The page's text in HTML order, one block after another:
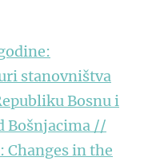
stanovništva
Bosnu i
Bošnjacima //
Changes in the